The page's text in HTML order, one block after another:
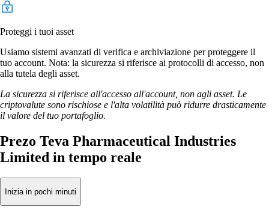
Proteggi i tuoi asset
Usiamo sistemi avanzati di verifica e archiviazione per proteggere il
tuo account. Nota: la sicurezza si riferisce ai protocolli di accesso, non
alla tutela degli asset.
La sicurezza si riferisce all'accesso all'account, non agli asset. Le
criptovalute sono rischiose e l'alta volatilità può ridurre drasticamente
il valore del tuo portafoglio.
Prezo Teva Pharmaceutical Industries
Limited in tempo reale
Inizia in pochi minuti